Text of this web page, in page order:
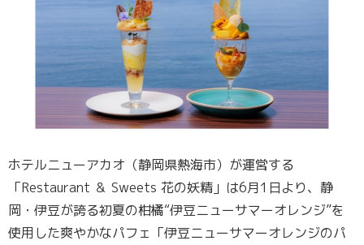
ホテルニューアカオ（静岡県熱海市）が運営する
「Restaurant ＆ Sweets 花の妖精」は6月1日より、静
岡・伊豆が誇る初夏の柑橘“伊豆ニューサマーオレンジ”を
使用した爽やかなパフェ「伊豆ニューサマーオレンジのパ